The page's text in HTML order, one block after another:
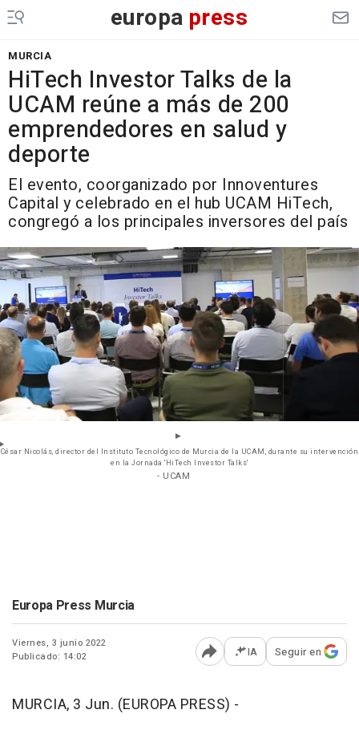
europa press
MURCIA
HiTech Investor Talks de la
UCAM reúne a más de 200
emprendedores en salud y
deporte
El evento, coorganizado por Innoventures
Capital y celebrado en el hub UCAM HiTech,
congregó a los principales inversores del país
César Nicolás, director del Instituto Tecnológico de Murcia de la UCAM, durante su intervención
en la Jornada 'HiTech Investor Talks'
- UCAM
Europa Press Murcia
Viernes, 3 junio 2022
Publicado: 14:02
Abrir opciones para
IA Seguir en
MURCIA, 3 Jun. (EUROPA PRESS) -